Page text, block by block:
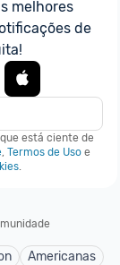
melhores
de
está ciente de
, Termos de Uso e
.
Americanas